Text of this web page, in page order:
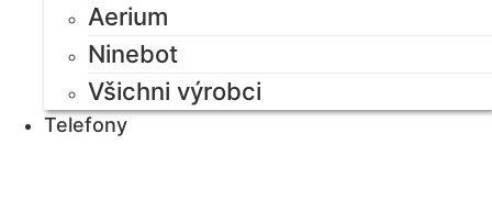
Aerium
Ninebot
Všichni výrobci
Telefony